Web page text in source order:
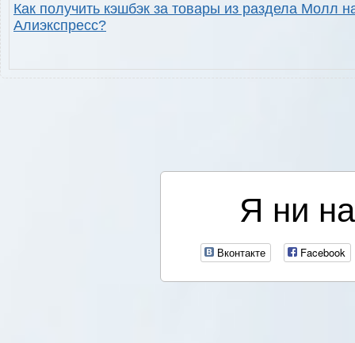
Как получить кэшбэк за товары из раздела Молл
Алиэкспресс?
Я ни
Вконтакте Facebook